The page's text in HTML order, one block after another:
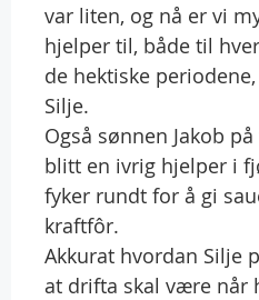
var liten, og nå er vi
hjelper til, både til
de hektiske
Silje.
Også sønnen Jakob
blitt en ivrig hjelper i
fyker rundt for å gi
kraftfôr.
Akkurat hvordan Silje
at drifta skal være når